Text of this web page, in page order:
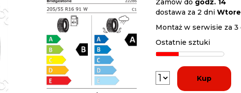
Zamów do godz. 14
dostawa za 2 dni
Montaż w serwisie za 3
Ostatnie sztuki
Kup